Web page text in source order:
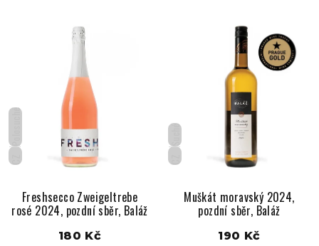
CZ
Freshsecco Zweigeltrebe
rosé 2024, pozdní sběr, Baláž
180 Kč
CZ
Suché
Muškát moravský 2024,
pozdní sběr, Baláž
190 Kč